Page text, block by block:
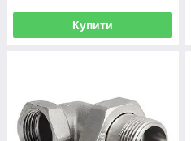
Купити